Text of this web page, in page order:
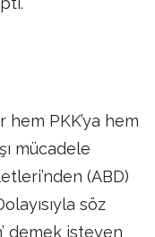
PKK’ya hem
mücadele
(ABD)
söz
demek isteyen